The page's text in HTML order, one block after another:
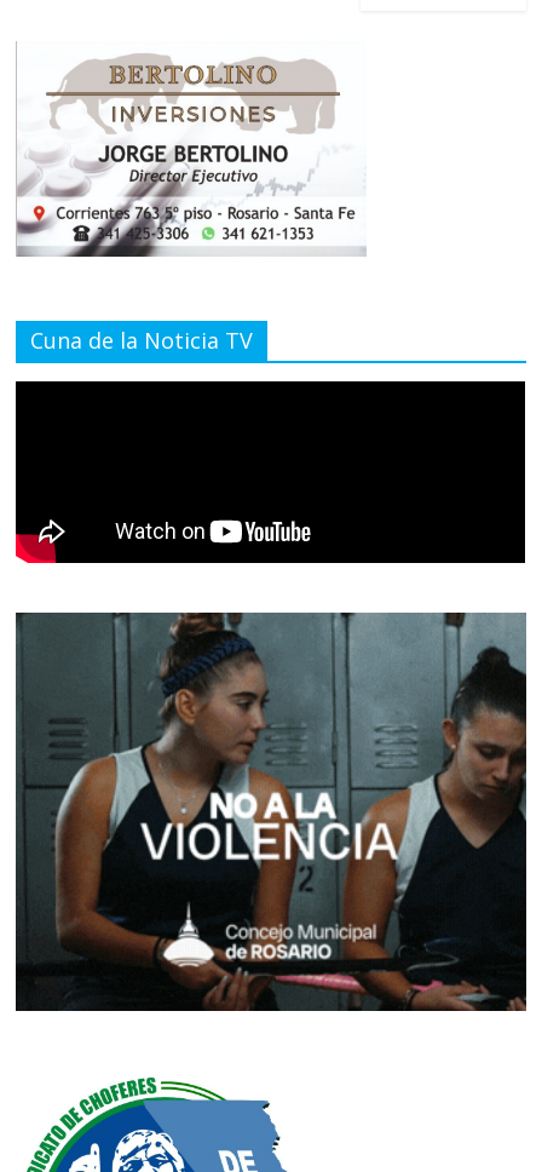
Cuna de la Noticia TV